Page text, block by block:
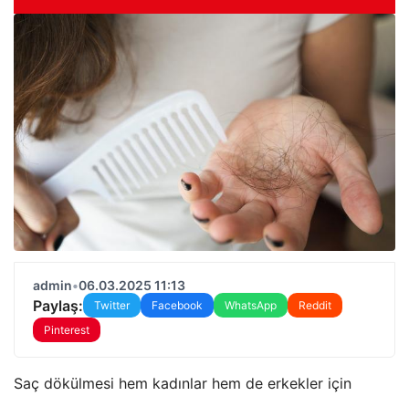
admin•06.03.2025 11:13
Paylaş: Twitter Facebook WhatsApp
Reddit
Pinterest
Saç dökülmesi hem kadınlar hem de erkekler için